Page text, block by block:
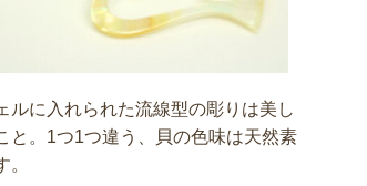
ルに入れられた流線型の彫りは美し
と。1つ1つ違う、貝の色味は天然素
。